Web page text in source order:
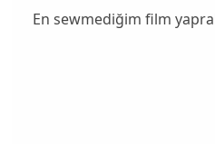
En sewmediğim film